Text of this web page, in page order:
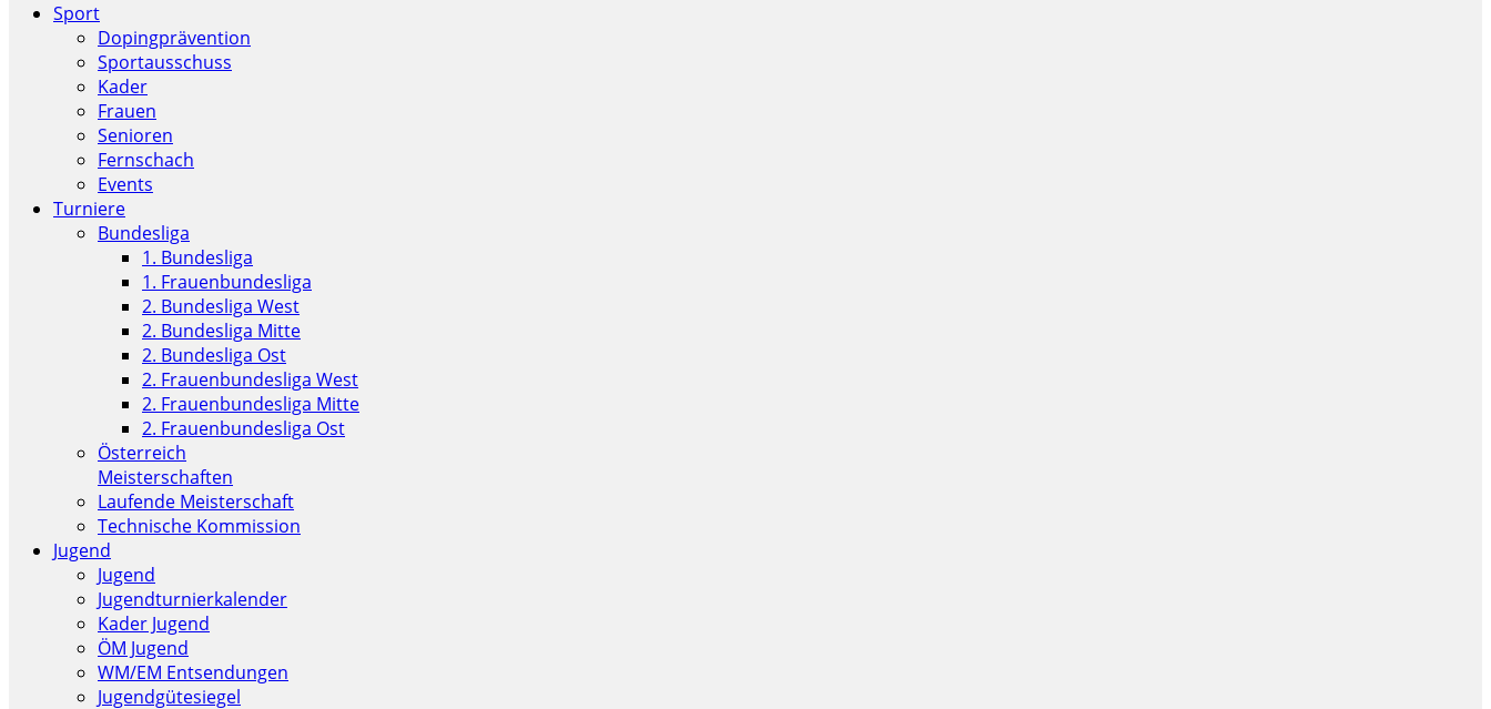
Sport
Dopingprävention
Sportausschuss
Kader
Frauen
Senioren
Fernschach
Events
Turniere
Bundesliga
1. Bundesliga
1. Frauenbundesliga
2. Bundesliga West
2. Bundesliga Mitte
2. Bundesliga Ost
2. Frauenbundesliga West
2. Frauenbundesliga Mitte
2. Frauenbundesliga Ost
Österreich
Meisterschaften
Laufende Meisterschaft
Technische Kommission
Jugend
Jugend
Jugendturnierkalender
Kader Jugend
ÖM Jugend
WM/EM Entsendungen
Jugendgütesiegel